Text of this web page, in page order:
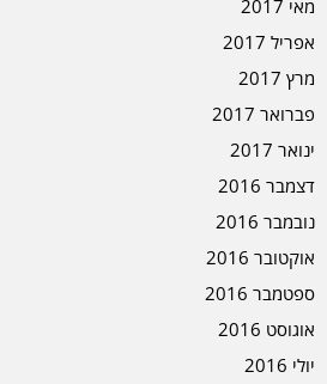
מאי 2017
אפריל 2017
מרץ 2017
פברואר 2017
ינואר 2017
דצמבר 2016
נובמבר 2016
אוקטובר 2016
ספטמבר 2016
אוגוסט 2016
יולי 2016